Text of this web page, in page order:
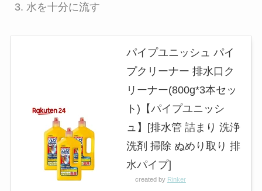
水を十分に流す
パイプユニッシュ パイ
プクリーナー 排水口ク
リーナー(800g*3本セッ
ト)【パイプユニッシ
ュ】[排水管 詰まり 洗浄
洗剤 掃除 ぬめり取り 排
水パイプ]
created by Rinker